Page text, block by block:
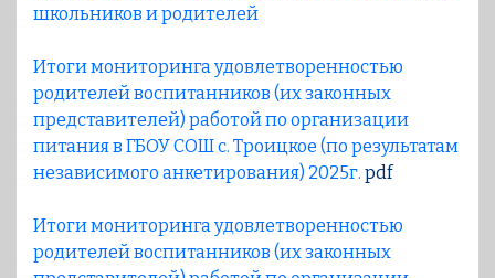
школьников и родителей
Итоги мониторинга удовлетворенностью
родителей воспитанников (их законных​
представителей) работой по организации
питания в ГБОУ СОШ с. Троицкое (по результатам
независимого анкетирования) 2025г. pdf
Итоги мониторинга удовлетворенностью
родителей воспитанников (их законных​